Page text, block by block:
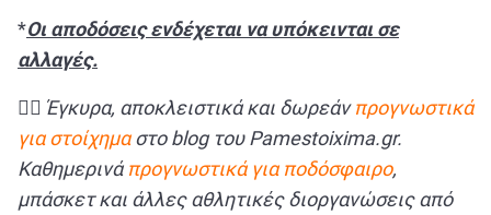
*Οι αποδόσεις ενδέχεται να υπόκεινται σε
αλλαγές.
✍🏻 Έγκυρα, αποκλειστικά και δωρεάν προγνωστικά
για στοίχημα στο blog του Pamestoixima.gr.
Καθημερινά προγνωστικά για ποδόσφαιρο,
μπάσκετ και άλλες αθλητικές διοργανώσεις από